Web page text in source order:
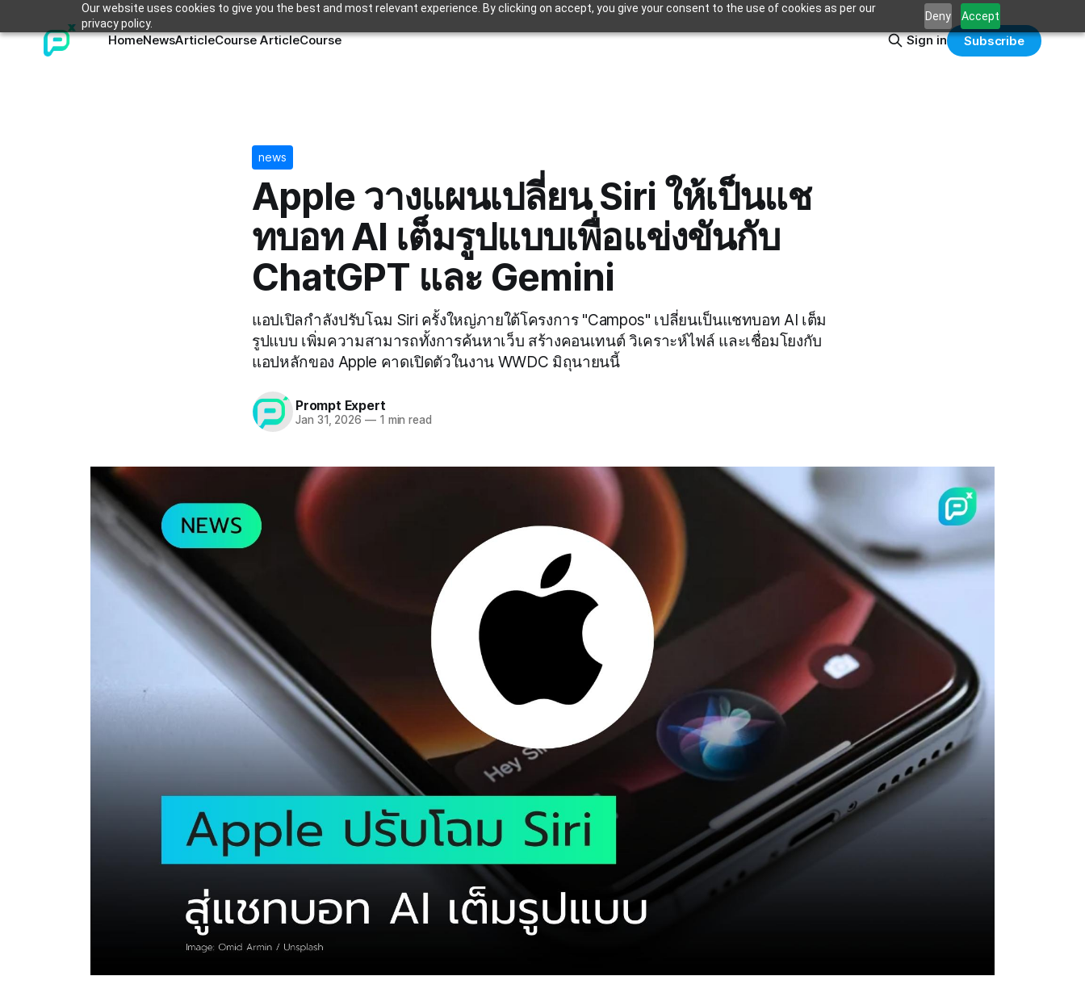
Our website uses cookies to give you the best and most relevant experience. By clicking on accept, you give your consent to the use of cookies as per our
privacy policy.
Deny Accept
HomeNewsArticleCourse ArticleCourse Sign in Subscribe
news
Apple วางแผนเปลี่ยน Siri ให้เป็นแช
ทบอท AI เต็มรูปแบบเพื่อแข่งขันกับ
ChatGPT และ Gemini
แอปเปิลกำลังปรับโฉม Siri ครั้งใหญ่ภายใต้โครงการ "Campos" เปลี่ยนเป็นแชทบอท AI เต็ม
รูปแบบ เพิ่มความสามารถทั้งการค้นหาเว็บ สร้างคอนเทนต์ วิเคราะห์ไฟล์ และเชื่อมโยงกับ
แอปหลักของ Apple คาดเปิดตัวในงาน WWDC มิถุนายนนี้
Prompt Expert
Jan 31, 2026 —1 min read